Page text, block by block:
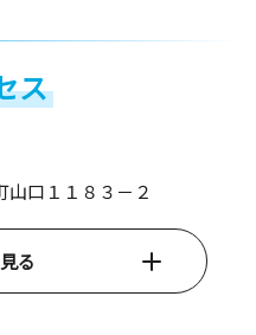
ス
山口１１８３－２
る